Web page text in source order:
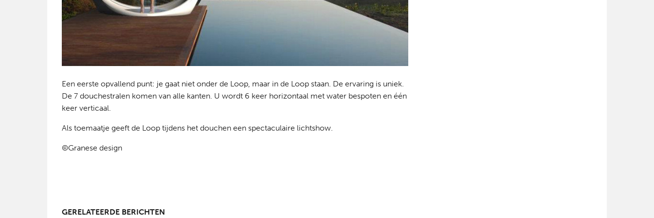
Een eerste opvallend punt: je gaat niet onder de Loop, maar in de Loop staan. De ervaring is uniek.
De 7 douchestralen komen van alle kanten. U wordt 6 keer horizontaal met water bespoten en één
keer verticaal.
Als toemaatje geeft de Loop tijdens het douchen een spectaculaire lichtshow.
©Granese design
GERELATEERDE BERICHTEN